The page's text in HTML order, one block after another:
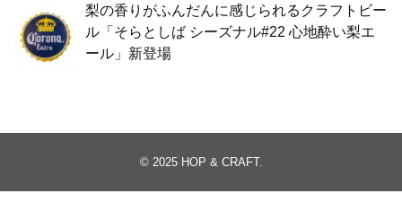
梨の香りがふんだんに感じられるクラフトビー
ル「そらとしば シーズナル#22 心地酔い梨エ
ール」新登場
© 2025 HOP & CRAFT.